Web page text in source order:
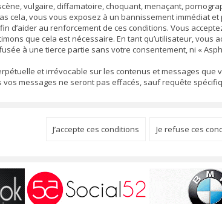
vulgaire, diffamatoire, choquant, menaçant,
cela, vous vous exposez à un bannissement immédiat
d’aider au renforcement de ces conditions. Vous
que cela est nécessaire. En tant qu’utilisateur,
à une tierce partie sans votre consentement, ni «
et irrévocable sur les contenus et messages
messages ne seront pas effacés, sauf requête